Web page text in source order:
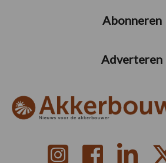
Abonneren
Adverteren